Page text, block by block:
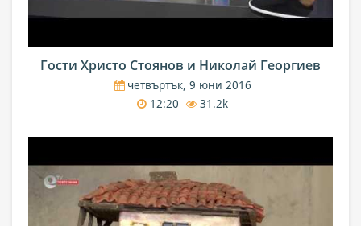
Гости Христо Стоянов и Николай Георгиев
четвъртък, 9 юни 2016
12:20
31.2k